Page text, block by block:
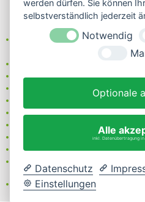
Facebook
Instagram
Neben einem ausgesuchten
und Biofeinkost bieten wir Ihnen
nur 5,79 EUR Versand (DE)
ab 95 EUR frei Haus (DE)
14 Tage Rückgaberecht
sichere Zahlung
Kauf auf Rechnung
bei Vorkasse -2%
Bio-zertifizierter Shop
werden dürfen. Sie können
selbstverständlich jederzeit
Notwendig
Optionale
Alle
inkl. Datenübertragung
Datenschutz
Einstellungen